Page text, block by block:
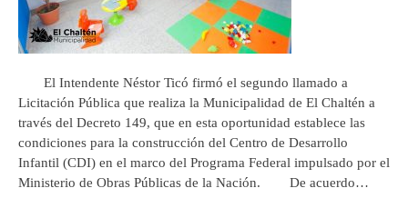
El Intendente Néstor Ticó firmó el segundo llamado a
Licitación Pública que realiza la Municipalidad de El Chaltén a
través del Decreto 149, que en esta oportunidad establece las
condiciones para la construcción del Centro de Desarrollo
Infantil (CDI) en el marco del Programa Federal impulsado por el
Ministerio de Obras Públicas de la Nación. De acuerdo…